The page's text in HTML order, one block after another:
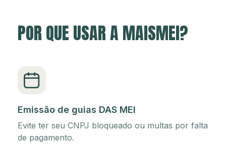
POR QUE USAR A MAISMEI?
Emissão de guias DAS MEI
Evite ter seu CNPJ bloqueado ou multas por falta
de pagamento.